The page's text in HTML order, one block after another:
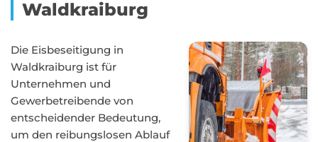
Waldkraiburg
Die Eisbeseitigung in
Waldkraiburg ist für
Unternehmen und
Gewerbetreibende von
entscheidender Bedeutung,
um den reibungslosen Ablauf